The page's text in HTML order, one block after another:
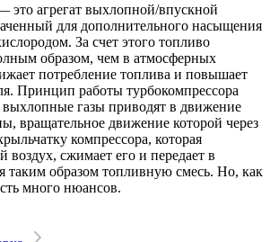
это агрегат выхлопной/впускной
для дополнительного насыщения
За счет этого топливо
образом, чем в атмосферных
потребление топлива и повышает
Принцип работы турбокомпрессора
выхлопные газы приводят в движение
вращательное движение которой через
компрессора, которая
воздух, сжимает его и передает в
таким образом топливную смесь. Но, как
много нюансов.